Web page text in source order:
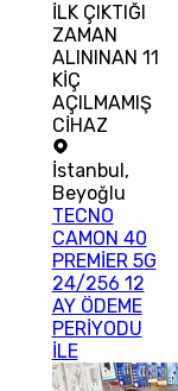
İLK ÇIKTIĞI
ZAMAN
ALININAN 11
KİÇ
AÇILMAMIŞ
CİHAZ
İstanbul ,
Beyoğlu
TECNO
CAMON 40
PREMİER 5G
24/256 12
AY ÖDEME
PERİYODU
İLE